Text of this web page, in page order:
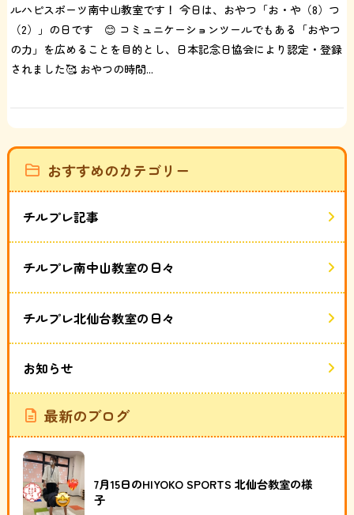
ルハピスポーツ南中山教室です！ 今日は、おやつ「お・や（8）つ
（2）」の日です 😊 コミュニケーションツールでもある「おやつ
の力」を広めることを目的とし、日本記念日協会により認定・登録
されました🥰 おやつの時間...
おすすめのカテゴリー
チルプレ記事
チルプレ南中山教室の日々
チルプレ北仙台教室の日々
お知らせ
最新のブログ
7月15日のHIYOKO SPORTS 北仙台教室の様
子